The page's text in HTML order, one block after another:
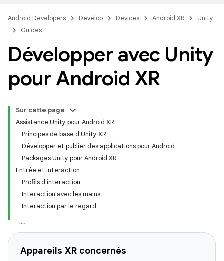
Android Developers Develop Devices Android XR
Unity
Guides
Développer avec Unity
pour Android XR
Sur cette page
Assistance Unity pour Android XR
Principes de base d'Unity XR
Développer et publier des applications pour Android
Packages Unity pour Android XR
Entrée et interaction
Profils d'interaction
Interaction avec les mains
Interaction par le regard
Appareils XR concernés